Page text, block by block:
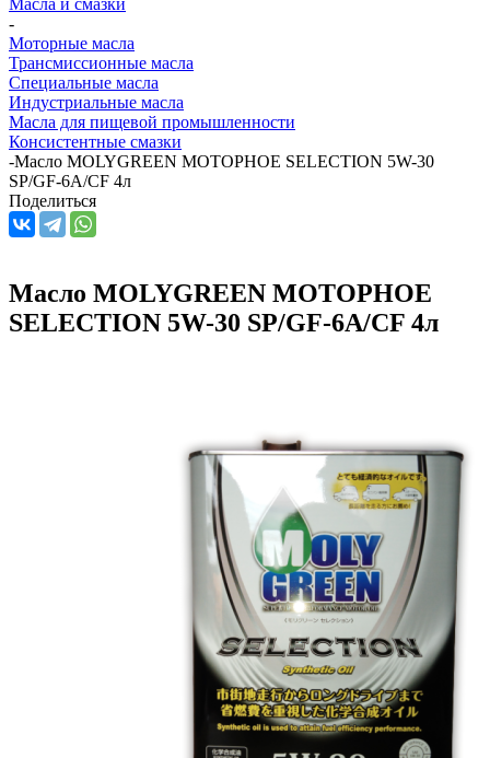
-
Моторные масла
Трансмиссионные масла
Специальные масла
Индустриальные масла
Масла для пищевой промышленности
Консистентные смазки
-Масло MOLYGREEN МОТОРНОЕ SELECTION 5W-30
SP/GF-6A/CF 4л
Поделиться
Масло MOLYGREEN МОТОРНОЕ
SELECTION 5W-30 SP/GF-6A/CF 4л